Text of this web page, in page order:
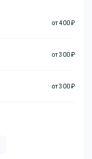
от 400 ₽
от 300 ₽
от 300 ₽